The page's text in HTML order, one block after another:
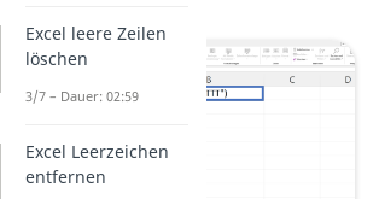
Excel leere Zeilen
löschen
3/7 – Dauer: 02:59
Excel Leerzeichen
entfernen